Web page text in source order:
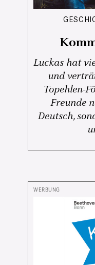
Luckas hat
und
Topehlen-
Freunde
Deutsch,